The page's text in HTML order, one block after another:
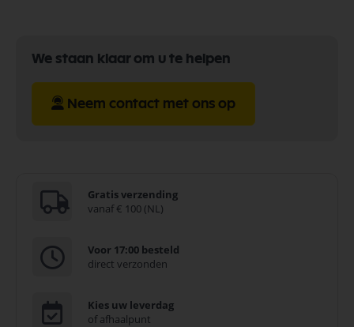
We staan klaar om u te helpen
Neem contact met ons op
Gratis verzending
vanaf € 100 (NL)
Voor 17:00 besteld
direct verzonden
Kies uw leverdag
of afhaalpunt